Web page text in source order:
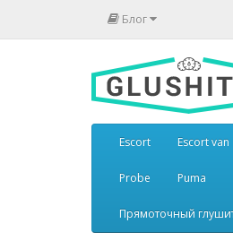
Блог
Escort Escort van
Probe Puma
Прямоточный